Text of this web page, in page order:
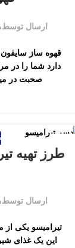
ارسال توسط
قهوه ساز
دارد شما را در
صحبت در
فروردینطرز تهیه
ارسال توسط
تیرامیسو یکی
این یک غذای